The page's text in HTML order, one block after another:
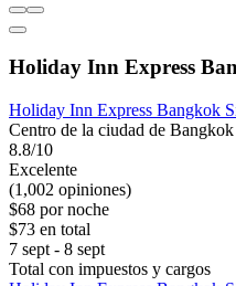
Holiday Inn Express
Holiday Inn Express Bangkok
Centro de la ciudad de Bangkok
8.8/10
Excelente
(1,002 opiniones)
$68 por noche
$73 en total
7 sept - 8 sept
Total con impuestos y cargos